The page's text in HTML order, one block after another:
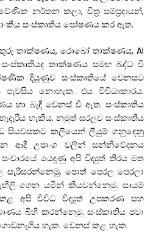
නර්තන කලා, චිත්‍ර සම්ප්‍රදායන්,
සංස්කෘතිය පෝෂණය කර ඇත.
තාක්ෂණය, රොබෝ තාක්ෂණය, AI
තාක්ෂණය සමඟ බද්ධ වී
දියුණුව සංස්කෘතියේ වෙනසට
නොහැක. එය විවිධාකාරය.
හා බැඳී වෙනස් වී ඇත. සංස්කෘතිය
හැකිය. නමුත් සරලව සංස්කෘතිය
සියවසකට කලියෙන් ලියුම් ගනුදෙනු
ආදී උපාංග වලින් සන්නිවේදනය
යෙදුණු අපි විද්‍යුත් තිරය මත
සැරිසරන්නෙමු. පොත් පෙරල පෙරලා
ගෙන යමින් කියවන්නෙමු. සායම්
අපි විවිධ විද්‍යුත් උපකරණ සහ
බිහි කරන්නෙමු. සංස්කෘතිය පවා
හැක. වෙනස් කළ හැක.